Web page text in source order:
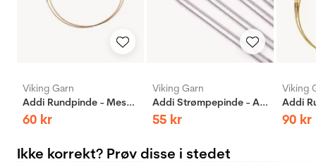
Viking Garn
Addi Rundpinde - Messing
60 kr
Viking Garn
Addi Strømpepinde - Aluminium
55 kr
Viking
90 kr
Ikke korrekt? Prøv disse i stedet